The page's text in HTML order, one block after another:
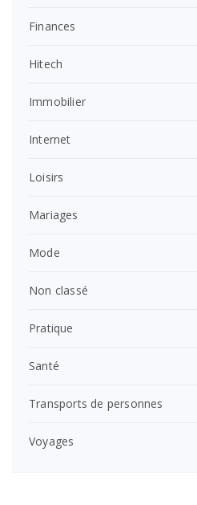
Finances
Hitech
Immobilier
Internet
Loisirs
Mariages
Mode
Non classé
Pratique
Santé
Transports de personnes
Voyages